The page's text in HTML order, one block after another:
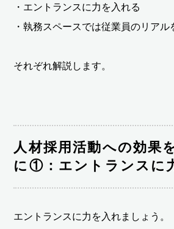
・エントランスに力を入れる
・執務スペースでは従業員のリアル
それぞれ解説します。
人材採用活動への効果
に①：エントランスに
エントランスに力を入れましょう。